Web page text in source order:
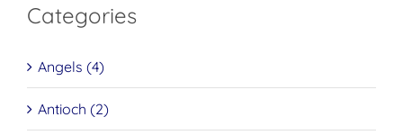
Categories
Angels (4)
Antioch (2)